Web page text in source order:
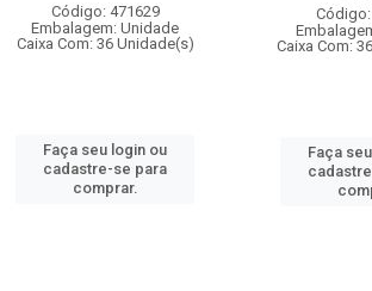
Código: 471629
Embalagem: Unidade
Caixa Com: 36 Unidade(s)
Faça seu login ou
cadastre-se para
comprar.
Caixa Com:
Faça